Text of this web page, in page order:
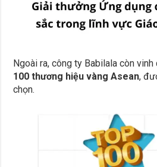
Ngoài ra, công ty Babilala còn
100 thương hiệu vàng Asean,
chọn.